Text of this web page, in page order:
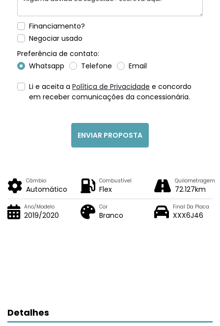
Financiamento?
Negociar usado
Preferência de contato:
Whatsapp
Telefone Email
Li e aceita a Política de Privacidade e concordo
em receber comunicações da concessionária.
ENVIAR PROPOSTA
Câmbio
Automático
Combustível
Flex
Quilometragem
72.127km
Ano/Modelo
2019/2020
Cor
Branco
Final Da Placa
XXX6J46
Detalhes